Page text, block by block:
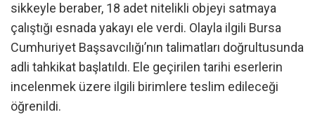
sikkeyle beraber, 18 adet nitelikli objeyi satmaya
çalıştığı esnada yakayı ele verdi. Olayla ilgili Bursa
Cumhuriyet Başsavcılığı’nın talimatları doğrultusunda
adli tahkikat başlatıldı. Ele geçirilen tarihi eserlerin
incelenmek üzere ilgili birimlere teslim edileceği
öğrenildi.